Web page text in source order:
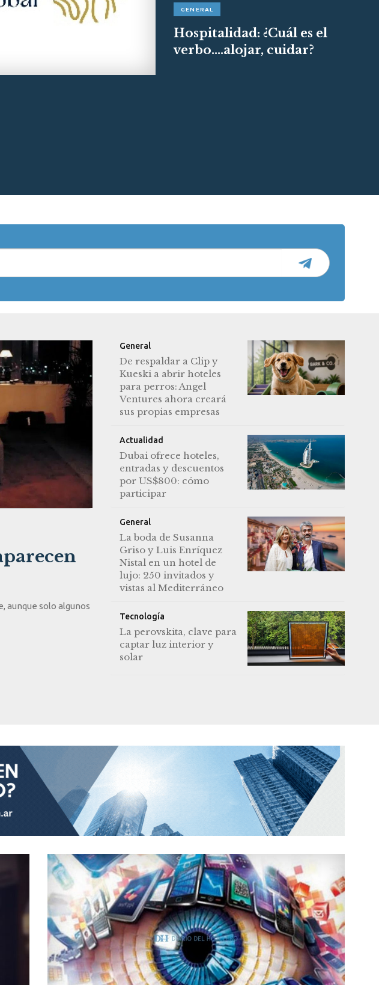
GENERAL
Hospitalidad: ¿Cuál es el
verbo....alojar, cuidar?
aunque solo algunos
General
De respaldar a Clip y
Kueski a abrir hoteles
para perros: Angel
Ventures ahora creará
sus propias empresas
Actualidad
Dubai ofrece hoteles,
entradas y descuentos
por US$800: cómo
participar
General
La boda de Susanna
Griso y Luis Enríquez
Nistal en un hotel de
lujo: 250 invitados y
vistas al Mediterráneo
Tecnología
La perovskita, clave para
captar luz interior y
solar